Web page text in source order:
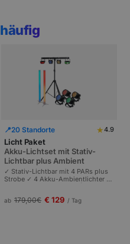
häufig
📍20 Standorte ★4.9
Licht Paket
Akku-Lichtset mit Stativ-
Lichtbar plus Ambient
✓ Stativ-Lichtbar mit 4 PARs plus
Strobe ✓ 4 Akku-Ambientlichter ✓
ersonen.
ab 179,00€ € 129 / Tag